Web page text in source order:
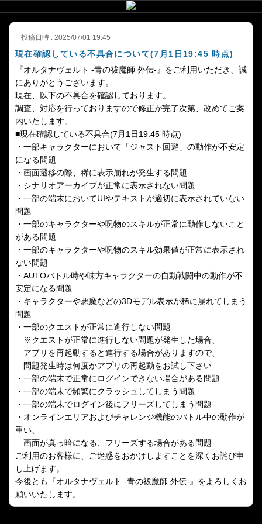
投稿日時 : 2025/07/01 19:45
現在確認している不具合について(7月1日19:45 時点)
『オルタナヴェルト -青の祓魔師 外伝-』をご利用いただき、誠
にありがとうございます。
現在、以下の不具合を確認しております。
調査、対応を行っておりますので修正が完了次第、改めてご案
内いたします。
■現在確認している不具合(7月1日19:45 時点)
・一部キャラクターにおいて「ジャスト回避」の動作が不安定
になる問題
・画面遷移の際、稀に表示崩れが発生する問題
・シナリオアーカイブが正常に表示されない問題
・一部の端末においてUIやテキストが適切に表示されていない
問題
・一部のキャラクターや呪物のスキルが正常に動作しないこと
がある問題
・一部のキャラクターや呪物のスキル効果値が正常に表示され
ない問題
・AUTOバトル時や味方キャラクターの自動戦闘中の動作が不
安定になる問題
・キャラクターや悪魔などの3Dモデル表示が稀に崩れてしまう
問題
・一部のクエストが正常に進行しない問題
※クエストが正常に進行しない問題が発生した場合、
アプリを再起動すると進行する場合がありますので、
問題発生時は何度かアプリの再起動をお試し下さい
・一部の端末で正常にログインできない場合がある問題
・一部の端末で頻繁にクラッシュしてしまう問題
・一部の端末でログイン後にフリーズしてしまう問題
・オンラインエリアおよびチャレンジ機能のバトル中の動作が
重い、
画面が真っ暗になる、フリーズする場合がある問題
ご利用のお客様に、ご迷惑をおかけしますことを深くお詫び申
し上げます。
今後とも『オルタナヴェルト -青の祓魔師 外伝-』をよろしくお
願いいたします。